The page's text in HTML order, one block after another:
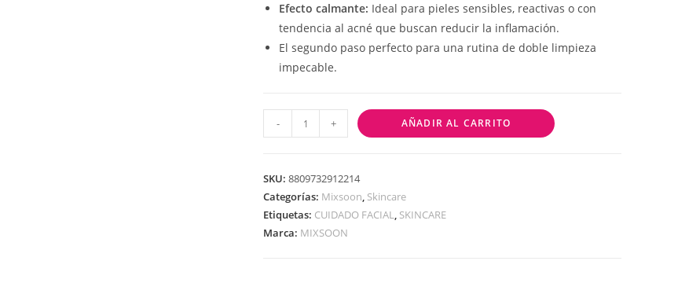
Efecto calmante: Ideal para pieles sensibles, reactivas o con
tendencia al acné que buscan reducir la inflamación.
El segundo paso perfecto para una rutina de doble limpieza
impecable.
- + AÑADIR AL CARRITO
SKU: 8809732912214
Categorías: Mixsoon, Skincare
Etiquetas: CUIDADO FACIAL, SKINCARE
Marca: MIXSOON